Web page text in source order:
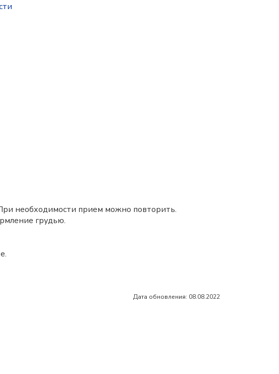
необходимости прием можно повторить.
грудью.
Дата обновления: 08.08.2022